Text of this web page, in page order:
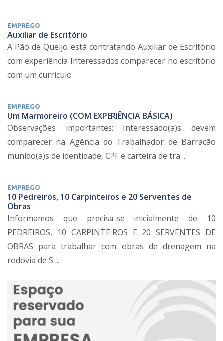
EMPREGO
Auxiliar de Escritório
A Pão de Queijo está contratando Auxiliar de Escritório
com experiência Interessados comparecer no escritório
com um curriculo
EMPREGO
Um Marmoreiro (COM EXPERIÊNCIA BÁSICA)
Observações importantes: Interessado(a)s devem
comparecer na Agência do Trabalhador de Barracão
munido(a)s de identidade, CPF e carteira de tra ...
EMPREGO
10 Pedreiros, 10 Carpinteiros e 20 Serventes de
Obras
Informamos que precisa-se inicialmente de 10
PEDREIROS, 10 CARPINTEIROS E 20 SERVENTES DE
OBRAS para trabalhar com obras de drenagem na
rodovia de S ...